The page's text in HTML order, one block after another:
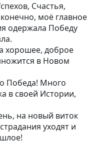
Счастья,
моё главное
одержала Победу
хорошее, доброе
в Новом
Победа! Много
в своей Истории,
на новый виток
уходят и